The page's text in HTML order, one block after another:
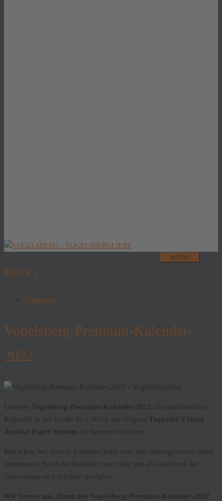
MENÜ
BLOG
Allgemein
Vogelsberg-Premium-Kalender-
2022
Unseren Vogelsberg-Premium-Kalender-2022
als quadratischen
Kalender in der Größe 30 x 30cm auf Original
Fujicolor Cristal
Archive Paper Suprem
im Internet bestellen.
Der Clou, bei diesem Kalender kann man den Anfangsmonat selbst
bestimmen. So ist der Kalender auch sehr gut als Geschenk für
Geburtstage und Jubiläen geeignet.
Wir freuen uns, Ihnen den Vogelsberg-Premium-Kalender-2022